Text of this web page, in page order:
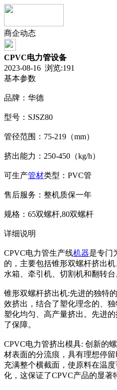
商企动态
CPVC电力管设备
2023-08-16 浏览:191
基本参数
品牌：华德
型号：SJSZ80
管径范围：75-219（mm）
挤出能力：250-450（kg/h）
可生产管材类型：PVC管
售后服务：整机质保一年
规格：65双螺杆,80双螺杆
详细说明
CPVC电力管生产线机器是专门
的，主要包括锥形双螺杆挤出机
水箱、牵引机、切割机和翻转台
锥形双螺杆挤出机:先进的独特
效挤出，结合了塑化理念的、
塑化均匀、高产量挤出。先进
了保障。
CPVC电力管挤出模具: 创新的
材表面的分流痕，具有理想停
充满整个横截面，使原料在温
化，这保证了CPVC产品的显著